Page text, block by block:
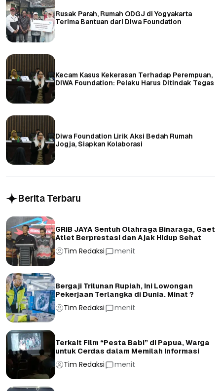
Rusak Parah, Rumah ODGJ di Yogyakarta
Terima Bantuan dari Diwa Foundation
Kecam Kasus Kekerasan Terhadap Perempuan,
DIWA Foundation: Pelaku Harus Ditindak Tegas
Diwa Foundation Lirik Aksi Bedah Rumah
Jogja, Siapkan Kolaborasi
Berita Terbaru
GRIB JAYA Sentuh Olahraga Binaraga, Gaet
Atlet Berprestasi dan Ajak Hidup Sehat
Tim Redaksi menit
Bergaji Trilunan Rupiah, Ini Lowongan
Pekerjaan Terlangka di Dunia. Minat ?
Tim Redaksi menit
Terkait Film “Pesta Babi” di Papua, Warga
untuk Cerdas dalam Memilah Informasi
Tim Redaksi menit